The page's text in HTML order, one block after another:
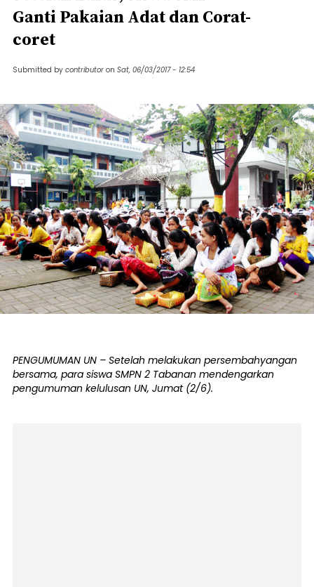
Ganti Pakaian Adat dan Corat-
coret
Submitted by contributor on Sat, 06/03/2017 - 12:54
PENGUMUMAN UN – Setelah melakukan persembahyangan
bersama, para siswa SMPN 2 Tabanan mendengarkan
pengumuman kelulusan UN, Jumat (2/6).